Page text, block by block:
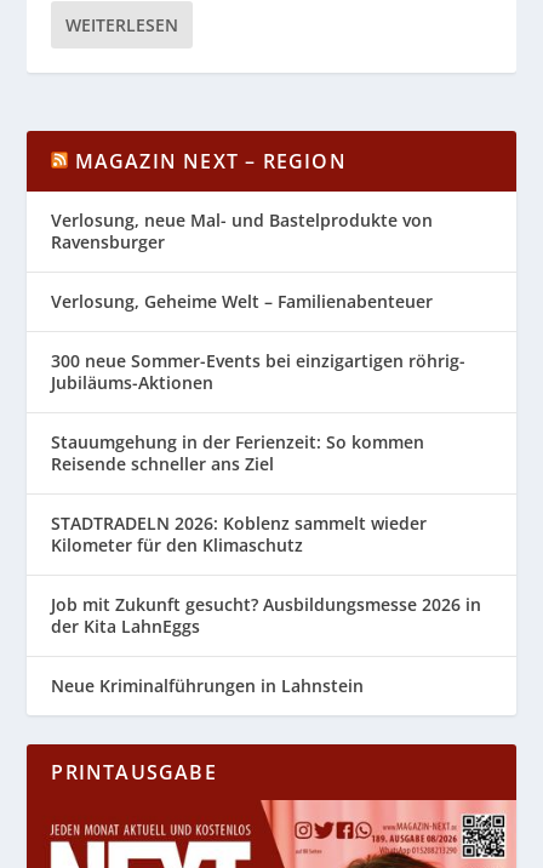
WEITERLESEN
MAGAZIN NEXT – REGION
Verlosung, neue Mal- und Bastelprodukte von
Ravensburger
Verlosung, Geheime Welt – Familienabenteuer
300 neue Sommer-Events bei einzigartigen röhrig-
Jubiläums-Aktionen
Stauumgehung in der Ferienzeit: So kommen
Reisende schneller ans Ziel
STADTRADELN 2026: Koblenz sammelt wieder
Kilometer für den Klimaschutz
Job mit Zukunft gesucht? Ausbildungsmesse 2026 in
der Kita LahnEggs
Neue Kriminalführungen in Lahnstein
PRINTAUSGABE